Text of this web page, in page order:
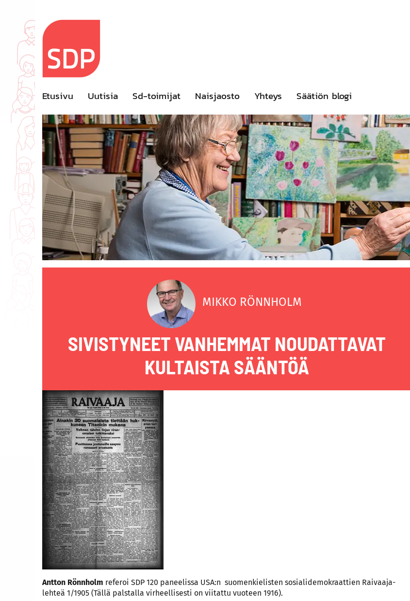
content
Etusivu Uutisia Sd-toimijat Naisjaosto Yhteys Säätiön blogi
MIKKO RÖNNHOLM
SIVISTYNEET VANHEMMAT NOUDATTAVAT
KULTAISTA SÄÄNTÖÄ
Antton Rönnholm referoi SDP 120 paneelissa USA:n suomenkielisten sosialidemokraattien Raivaaja-
lehteä 1/1905 (Tällä palstalla virheellisesti on viitattu vuoteen 1916).